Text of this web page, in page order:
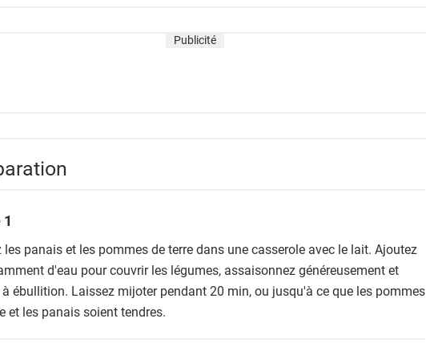
Publicité
les panais et les pommes de terre dans une casserole avec le lait. Ajoutez
d'eau pour couvrir les légumes, assaisonnez généreusement et
à ébullition. Laissez mijoter pendant 20 min, ou jusqu'à ce que les pommes
et les panais soient tendres.